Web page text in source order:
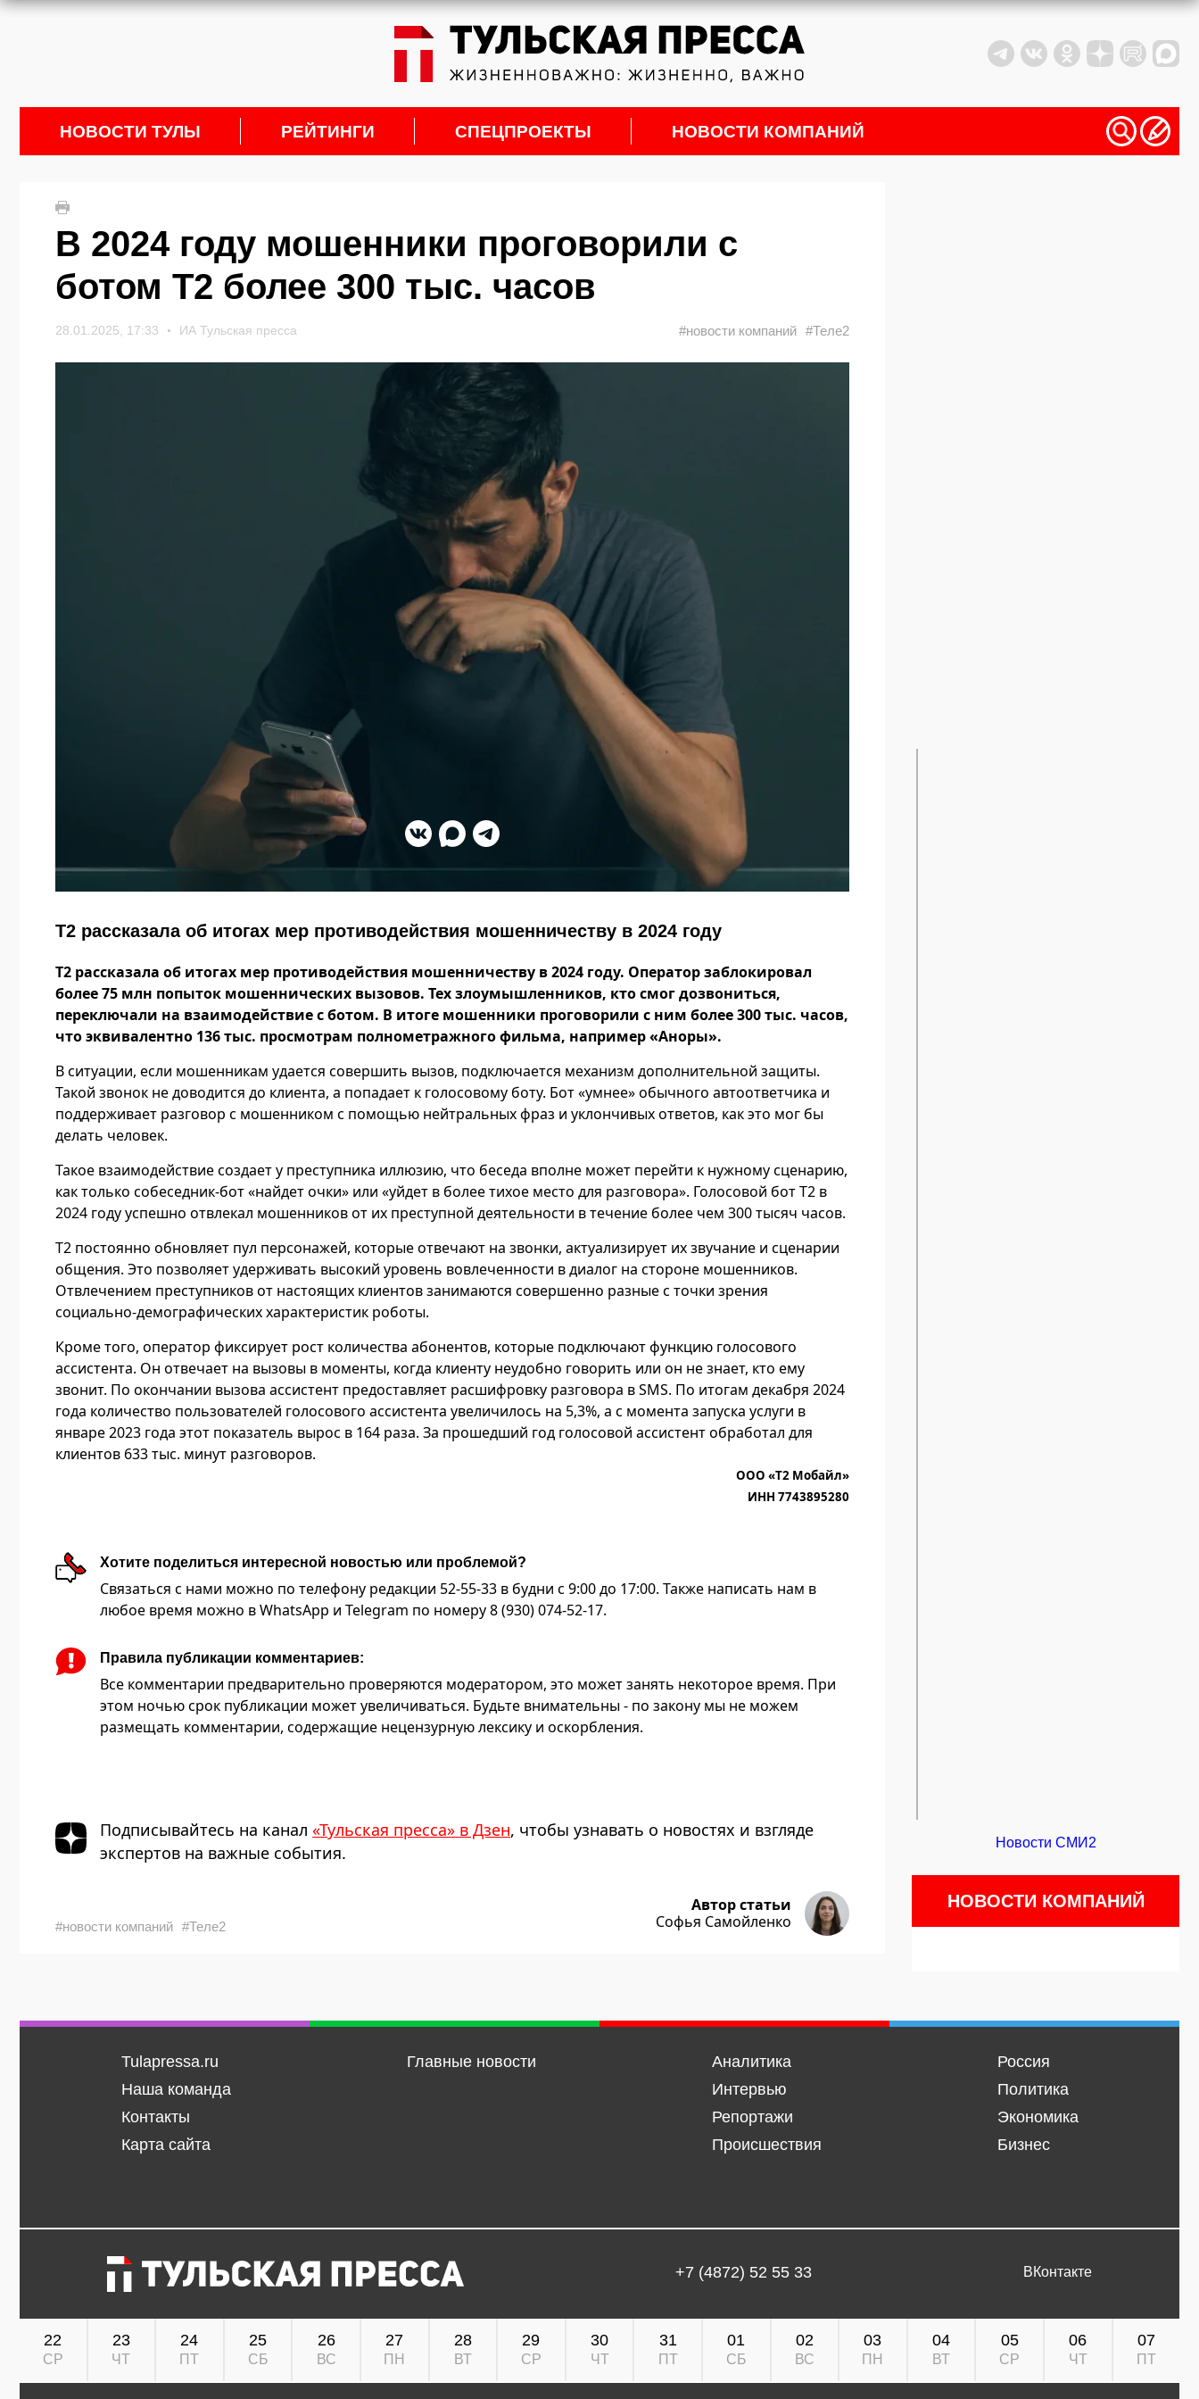
НОВОСТИ ТУЛЫ РЕЙТИНГИ СПЕЦПРОЕКТЫ НОВОСТИ КОМПАНИЙ
В 2024 году мошенники проговорили с
ботом Т2 более 300 тыс. часов
28.01.2025, 17:33 ИА Тульская пресса #новости компаний #Теле2
T2 рассказала об итогах мер противодействия мошенничеству в 2024 году
T2 рассказала об итогах мер противодействия мошенничеству в 2024 году. Оператор заблокировал
более 75 млн попыток мошеннических вызовов. Техзлоумышленников, кто смог дозвониться,
переключали на взаимодействие с ботом. В итоге мошенники проговорили с ним более300 тыс. часов,
что эквивалентно 136 тыс. просмотрам полнометражного фильма, например«Аноры».
В ситуации, если мошенникам удается совершить вызов, подключается механизм дополнительной защиты.
Такой звонок не доводится до клиента, а попадает к голосовому боту. Бот «умнее» обычного автоответчика и
поддерживает разговор с мошенником с помощью нейтральных фраз и уклончивых ответов, как это мог бы
делать человек.
Такое взаимодействие создает у преступника иллюзию, что беседа вполне может перейти к нужному сценарию,
как только собеседник-бот «найдет очки» или «уйдет в более тихое место для разговора». Голосовой бот T2 в
2024 году успешно отвлекал мошенников от их преступной деятельности в течение более чем 300 тысяч часов.
T2 постоянно обновляет пул персонажей, которые отвечают на звонки, актуализирует их звучание и сценарии
общения. Это позволяет удерживать высокий уровень вовлеченности в диалог на стороне мошенников.
Отвлечением преступников от настоящих клиентов занимаются совершенно разные с точки зрения
социально-демографических характеристик роботы.
Кроме того, оператор фиксирует рост количества абонентов, которые подключают функцию голосового
ассистента. Он отвечает на вызовы в моменты, когда клиенту неудобно говорить или он не знает, кто ему
звонит. По окончании вызова ассистент предоставляет расшифровку разговора в SMS. По итогам декабря 2024
года количество пользователей голосового ассистента увеличилось на 5,3%, а с момента запуска услуги в
январе 2023 года этот показатель вырос в 164 раза. За прошедший год голосовой ассистент обработал для
клиентов 633 тыс. минут разговоров.
ООО «Т2 Мобайл»
ИНН 7743895280
Хотите поделиться интересной новостью или проблемой?
Связаться с нами можно по телефону редакции 52-55-33 в будни с 9:00 до 17:00. Также написать нам в
любое время можно в WhatsApp и Telegram по номеру 8 (930) 074-52-17.
Правила публикации комментариев:
Все комментарии предварительно проверяются модератором, это может занять некоторое время. При
этом ночью срок публикации может увеличиваться. Будьте внимательны - по закону мы не можем
размещать комментарии, содержащие нецензурную лексику и оскорбления.
Подписывайтесь на канал «Тульская пресса» в Дзен, чтобы узнавать о новостях и взгляде
экспертов на важные события.
#новости компаний #Теле2
Автор статьи
Софья Самойленко
Новости СМИ2
НОВОСТИ КОМПАНИЙ
Tulapressa.ru
Наша команда
Контакты
Карта сайта
Главные новости
Аналитика
Интервью
Репортажи
Происшествия
Россия
Политика
Экономика
Бизнес
+7 (4872) 52 55 33 ВКонтакте
22
СР
23
ЧТ
24
ПТ
25
СБ
26
ВС
27
ПН
28
ВТ
29
СР
30
ЧТ
31
ПТ
01
СБ
02
ВС
03
ПН
04
ВТ
05
СР
06
ЧТ
07
ПТ